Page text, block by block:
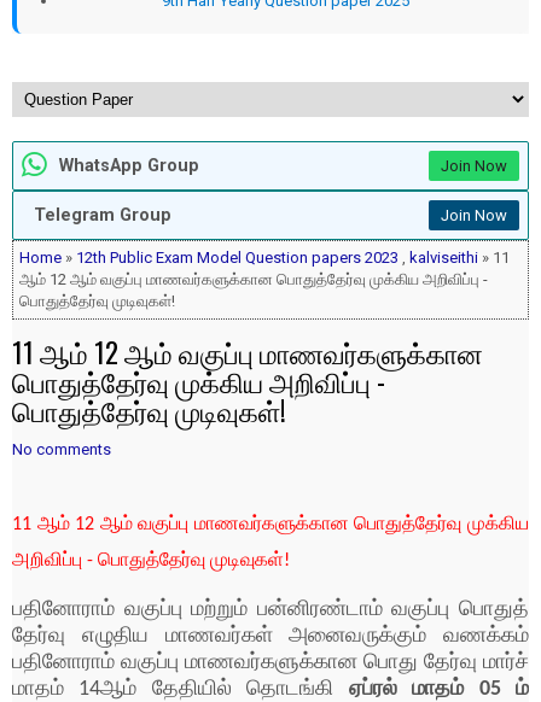
WhatsApp Group Join Now
Telegram Group Join Now
Home » 12th Public Exam Model Question papers 2023 kalviseithi » 11
ஆம் 12 ஆம் வகுப்பு மாணவர்களுக்கான பொதுத்தேர்வு முக்கிய அறிவிப்பு -
பொதுத்தேர்வு முடிவுகள்!
11 ஆம் 12 ஆம் வகுப்பு மாணவர்களுக்கான
பொதுத்தேர்வு முக்கிய அறிவிப்பு -
பொதுத்தேர்வு முடிவுகள்!
No comments
11 ஆம் 12 ஆம் வகுப்பு மாணவர்களுக்கான பொதுத்தேர்வு முக்கிய
அறிவிப்பு - பொதுத்தேர்வு முடிவுகள்!
பதினோராம் வகுப்பு மற்றும் பன்னிரண்டாம் வகுப்பு பொதுத்
தேர்வு எழுதிய மாணவர்கள் அனைவருக்கும் வணக்கம்
பதினோராம் வகுப்பு மாணவர்களுக்கான பொது தேர்வு மார்ச்
மாதம் 14ஆம் தேதியில் தொடங்கி ஏப்ரல் மாதம் 05 ம்